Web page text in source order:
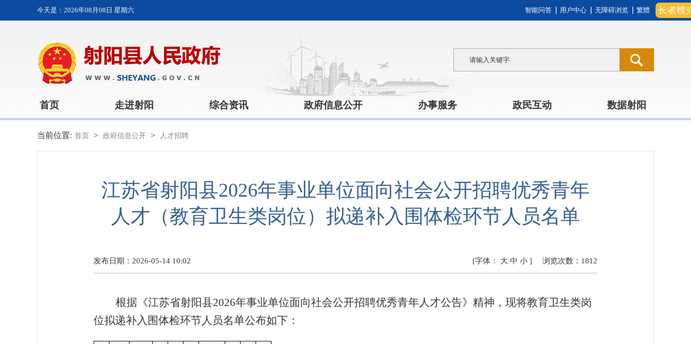
长者模
今天是： 2026年08月08日 星期六 智能问答 用户中心 无障碍浏览 繁體
首页 走进射阳 综合资讯 政府信息公开 办事服务 政民互动 数据射阳
当前位置: 首页 > 政府信息公开 > 人才招聘
江苏省射阳县2026年事业单位面向社会公开招聘优秀青年
人才（教育卫生类岗位）拟递补入围体检环节人员名单
发布日期：2026-05-14 10:02 浏览次数： 1812
[字体： 大 中 小 ]
根据《江苏省射阳县2026年事业单位面向社会公开招聘优秀青年人才公告》精神，现将教育卫生类岗
位拟递补入围体检环节人员名单公布如下：